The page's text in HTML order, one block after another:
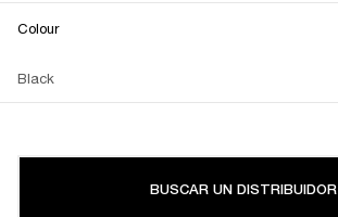
Colour
Black
BUSCAR UN DISTRIBUIDOR